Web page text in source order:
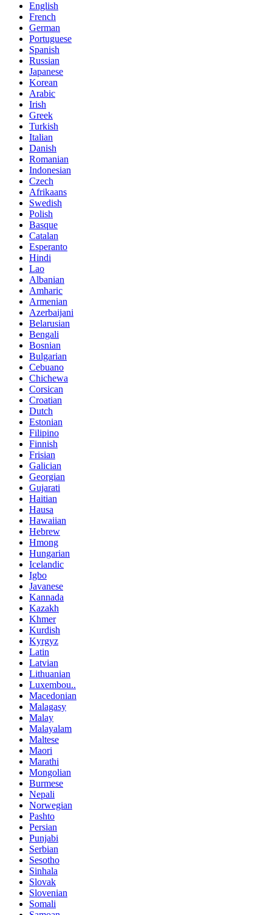
English
French
German
Portuguese
Spanish
Russian
Japanese
Korean
Arabic
Irish
Greek
Turkish
Italian
Danish
Romanian
Indonesian
Czech
Afrikaans
Swedish
Polish
Basque
Catalan
Esperanto
Hindi
Lao
Albanian
Amharic
Armenian
Azerbaijani
Belarusian
Bengali
Bosnian
Bulgarian
Cebuano
Chichewa
Corsican
Croatian
Dutch
Estonian
Filipino
Finnish
Frisian
Galician
Georgian
Gujarati
Haitian
Hausa
Hawaiian
Hebrew
Hmong
Hungarian
Icelandic
Igbo
Javanese
Kannada
Kazakh
Khmer
Kurdish
Kyrgyz
Latin
Latvian
Lithuanian
Luxembou..
Macedonian
Malagasy
Malay
Malayalam
Maltese
Maori
Marathi
Mongolian
Burmese
Nepali
Norwegian
Pashto
Persian
Punjabi
Serbian
Sesotho
Sinhala
Slovak
Slovenian
Somali